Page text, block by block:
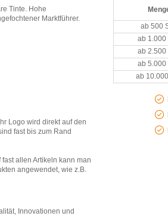
Tinte. Hohe
Marktführer.
Logo wird direkt auf den
fast bis zum Rand
allen Artikeln kann man
angewendet, wie z.B.
Innovationen und
ab 500
ab 1.000
ab 2.500
ab 5.000
ab